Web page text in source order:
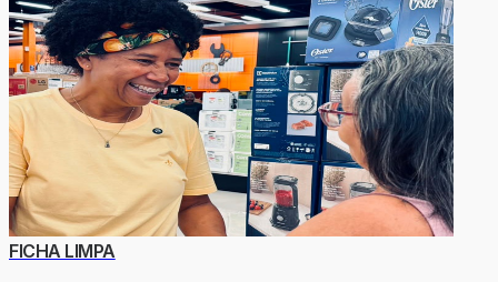
FICHA LIMPA